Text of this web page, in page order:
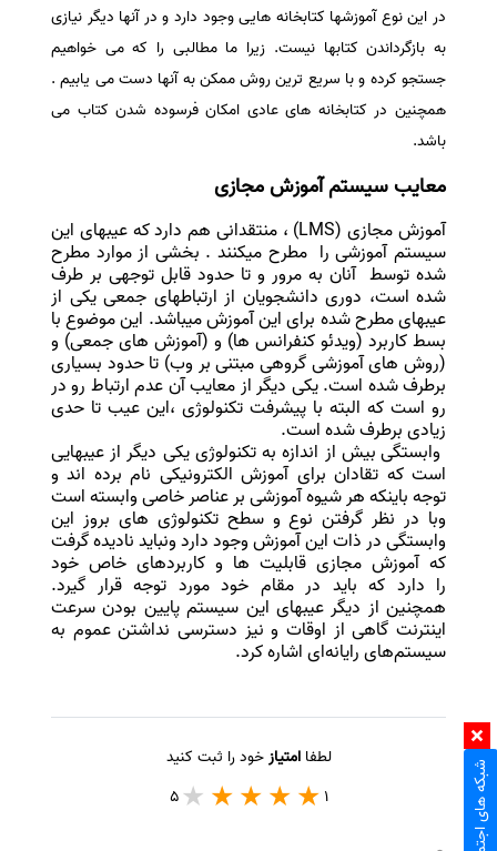
در این نوع آموزشها کتابخانه هایی وجود دارد و در آنها دیگر نیازی
به بازگرداندن کتابها نیست. زیرا ما مطالبی را که می خواهیم
جستجو کرده و با سریع ترین روش ممکن به آنها دست می یابیم .
همچنین در کتابخانه های عادی امکان فرسوده شدن کتاب می
باشد.
معایب سیستم آموزش مجازی
آموزش مجازی (LMS) ، منتقدانی هم دارد که عیبهای این
سیستم آموزشی را مطرح میکنند . بخشی از موارد مطرح
شده توسط آنان به مرور و تا حدود قابل توجهی بر طرف
شده است، دوری دانشجویان از ارتباطهای جمعی یکی از
عیبهای مطرح شده برای این آموزش میباشد. این موضوع با
بسط کاربرد (ویدئو کنفرانس ها) و (آموزش های جمعی) و
(روش های آموزشی گروهی مبتنی بر وب) تا حدود بسیاری
برطرف شده است. یکی دیگر از معایب آن عدم ارتباط رو در
رو است که البته با پیشرفت تکنولوژی ،این عیب تا حدی
زیادی برطرف شده است.
وابستگی بیش از اندازه به تکنولوژی یکی دیگر از عیبهایی
است که تقادان برای آموزش الکترونیکی نام برده اند و
توجه باینکه هر شیوه آموزشی بر عناصر خاصی وابسته است
وبا در نظر گرفتن نوع و سطح تکنولوژی های بروز این
وابستگی در ذات این آموزش وجود دارد ونباید نادیده گرفت
که آموزش مجازی قابلیت ها و کاربردهای خاص خود
را دارد که باید در مقام خود مورد توجه قرار گیرد.
همچنین از دیگر عیبهای این سیستم پایین بودن سرعت‌
اینترنت گاهی از اوقات و نیز دسترسی نداشتن عموم به
سیستم‌های رایانه‌ای اشاره کرد.
لطفاامتیازخود را ثبت کنید
1
5 شبکه های اجتماعی